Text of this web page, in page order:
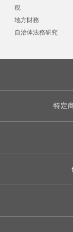
税
地方財務
自治体法務研究
特定